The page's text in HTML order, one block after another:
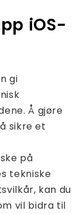
iOS-
gi
Å gjøre
sikre et
på
tekniske
kan du
vil bidra til